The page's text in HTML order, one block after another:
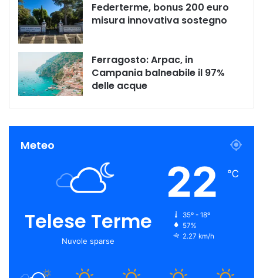
Federterme, bonus 200 euro
misura innovativa sostegno
Ferragosto: Arpac, in
Campania balneabile il 97%
delle acque
Meteo
Telese Terme
Nuvole sparse
22 ℃
35º - 18º
57%
2.27 km/h